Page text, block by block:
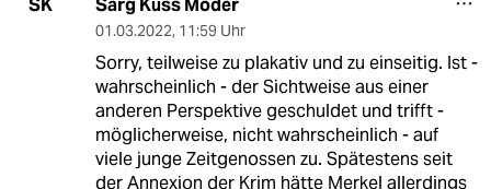
SK Sarg Kuss Möder
01.03.2022, 11:59 Uhr
Sorry, teilweise zu plakativ und zu einseitig. Ist -
wahrscheinlich - der Sichtweise aus einer
anderen Perspektive geschuldet und trifft -
möglicherweise, nicht wahrscheinlich - auf
viele junge Zeitgenossen zu. Spätestens seit
der Annexion der Krim hätte Merkel allerdings